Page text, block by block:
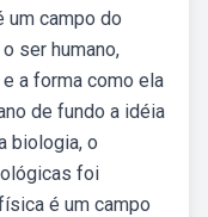
um campo do
ser humano,
a forma como ela
de fundo a idéia
biologia, o
foi
é um campo